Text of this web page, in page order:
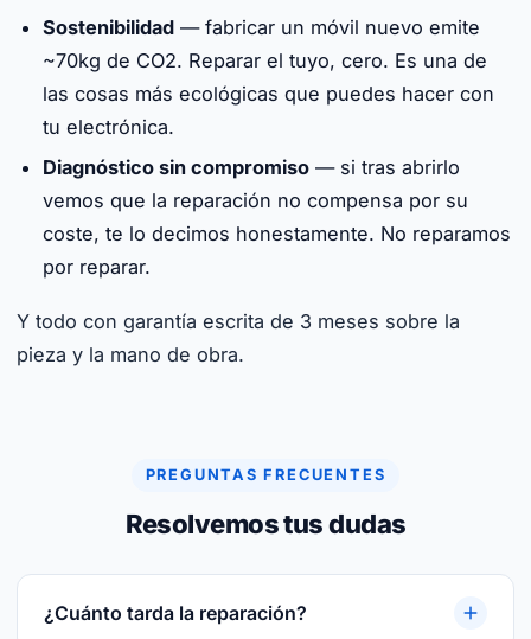
Sostenibilidad — fabricar un móvil nuevo emite
~70kg de CO2. Reparar el tuyo, cero. Es una de
las cosas más ecológicas que puedes hacer con
tu electrónica.
Diagnóstico sin compromiso — si tras abrirlo
vemos que la reparación no compensa por su
coste, te lo decimos honestamente. No reparamos
por reparar.
Y todo con garantía escrita de 3 meses sobre la
pieza y la mano de obra.
PREGUNTAS FRECUENTES
Resolvemos tus dudas
¿Cuánto tarda la reparación?